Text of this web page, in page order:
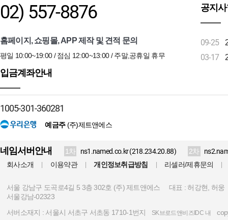
02) 557-8876
홈페이지, 쇼핑몰, APP 제작 및 견적 문의
평일 10:00~19:00 / 점심 12:00~13:00 / 주말,공휴일 휴무
공지
09-25
03-17
입금계좌안내
1005-301-360281
예금주(주)제트앤에스
네임서버안내 1차 ns1.named.co.kr (218.234.20.88) 2차
회사소개
이용약관 개인정보취급방침 리셀러/제휴문의
서울 강남구 도곡로4길 5 3층 302호 (주) 제트앤에스
대표 : 허강현, 허웅
서울강남-02323
서버소재지 : 서울시 서초구 서초동 1710-1번지 SK브로드앤비즈IDC 내